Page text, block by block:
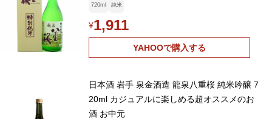
720ml 純米
¥1,911
YAHOOで購入する
日本酒 岩手 泉金酒造 龍泉八重桜 純米吟醸 7
20ml カジュアルに楽しめる超オススメのお
酒 お中元